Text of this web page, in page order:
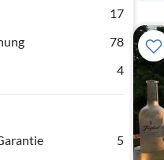
17
78
4
5